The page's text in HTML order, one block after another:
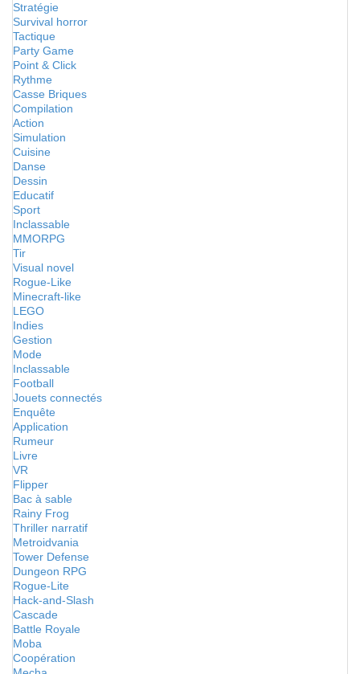
Stratégie
Survival horror
Tactique
Party Game
Point & Click
Rythme
Casse Briques
Compilation
Action
Simulation
Cuisine
Danse
Dessin
Educatif
Sport
Inclassable
MMORPG
Tir
Visual novel
Rogue-Like
Minecraft-like
LEGO
Indies
Gestion
Mode
Inclassable
Football
Jouets connectés
Enquête
Application
Rumeur
Livre
VR
Flipper
Bac à sable
Rainy Frog
Thriller narratif
Metroidvania
Tower Defense
Dungeon RPG
Rogue-Lite
Hack-and-Slash
Cascade
Battle Royale
Moba
Coopération